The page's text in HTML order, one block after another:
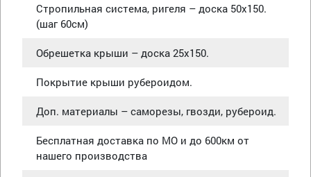
Стропильная система, ригеля – доска 50х150.
(шаг 60см)
Обрешетка крыши – доска 25х150.
Покрытие крыши рубероидом.
Доп. материалы – саморезы, гвозди, рубероид.
Бесплатная доставка по МО и до 600км от
нашего производства